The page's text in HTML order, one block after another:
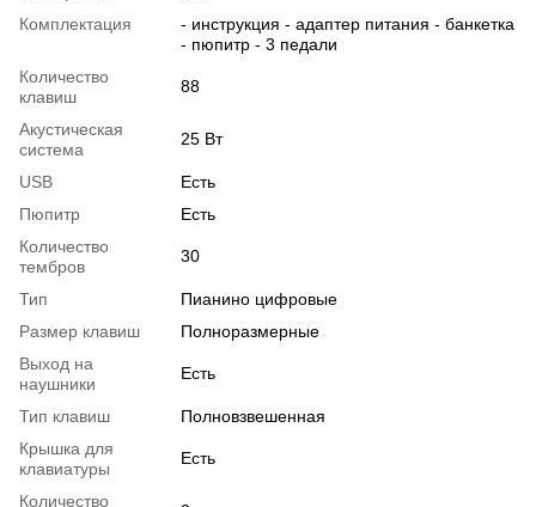
Комплектация
- инструкция - адаптер питания - банкетка
- пюпитр - 3 педали
Количество
клавиш
88
Акустическая
система
25 Вт
USB
Есть
Пюпитр
Есть
Количество
тембров
30
Тип
Пианино цифровые
Размер клавиш
Полноразмерные
Выход на
наушники
Есть
Тип клавиш
Полновзвешенная
Крышка для
клавиатуры
Есть
Количество